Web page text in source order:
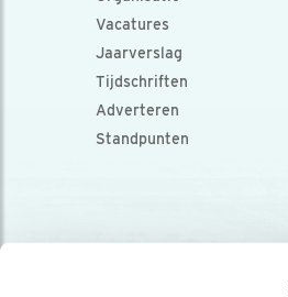
Vacatures
Jaarverslag
Tijdschriften
Adverteren
Standpunten